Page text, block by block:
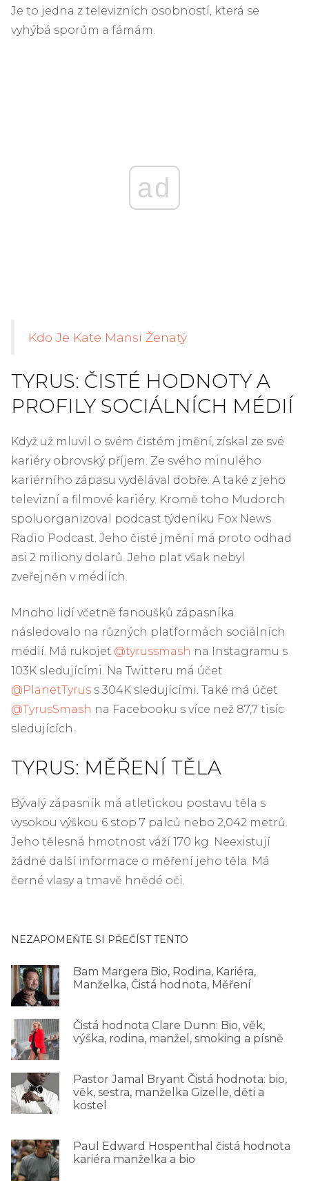
Je to jedna z televizních osobností, která se
vyhýbá sporům a fámám.
ad
Kdo Je Kate Mansi Ženatý
TYRUS: ČISTÉ HODNOTY A
PROFILY SOCIÁLNÍCH MÉDIÍ
Když už mluvil o svém čistém jmění, získal ze své
kariéry obrovský příjem. Ze svého minulého
kariérního zápasu vydělával dobře. A také z jeho
televizní a filmové kariéry. Kromě toho Mudorch
spoluorganizoval podcast týdeníku Fox News
Radio Podcast. Jeho čisté jmění má proto odhad
asi 2 miliony dolarů. Jeho plat však nebyl
zveřejněn v médiích.
Mnoho lidí včetně fanoušků zápasníka
následovalo na různých platformách sociálních
médií. Má rukojeť @tyrussmash na Instagramu s
103K sledujícími. Na Twitteru má účet
@PlanetTyrus s 304K sledujícími. Také má účet
@TyrusSmash na Facebooku s více než 87,7 tisíc
sledujících.
TYRUS: MĚŘENÍ TĚLA
Bývalý zápasník má atletickou postavu těla s
vysokou výškou 6 stop 7 palců nebo 2,042 metrů.
Jeho tělesná hmotnost váží 170 kg. Neexistují
žádné další informace o měření jeho těla. Má
černé vlasy a tmavě hnědé oči.
NEZAPOMEŇTE SI PŘEČÍST TENTO
Bam Margera Bio, Rodina, Kariéra,
Manželka, Čistá hodnota, Měření
Čistá hodnota Clare Dunn: Bio, věk,
výška, rodina, manžel, smoking a písně
Pastor Jamal Bryant Čistá hodnota: bio,
věk, sestra, manželka Gizelle, děti a
kostel
Paul Edward Hospenthal čistá hodnota
kariéra manželka a bio